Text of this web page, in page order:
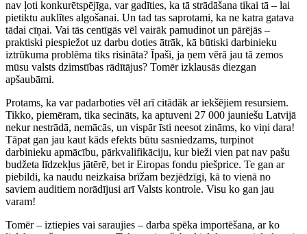
nav ļoti konkurētspējīga, var gadīties, ka tā strādāšana tikai tā – lai
pietiktu auklītes algošanai. Un tad tas saprotami, ka ne katra gatava
tādai cīņai. Vai tās centīgās vēl vairāk pamudinot un pārējās –
praktiski piespiežot uz darbu doties ātrāk, kā būtiski darbinieku
iztrūkuma problēma tiks risināta? Īpaši, ja ņem vērā jau tā zemos
mūsu valsts dzimstības rādītājus? Tomēr izklausās diezgan
apšaubāmi.
Protams, ka var padarboties vēl arī citādāk ar iekšējiem resursiem.
Tikko, piemēram, tika secināts, ka aptuveni 27 000 jauniešu Latvijā
nekur nestrādā, nemācās, un vispār īsti neesot zināms, ko viņi dara!
Tāpat gan jau kaut kāds efekts būtu sasniedzams, turpinot
darbinieku apmācību, pārkvalifikāciju, kur bieži vien pat nav pašu
budžeta līdzekļus jātērē, bet ir Eiropas fondu piešprice. Te gan ar
piebildi, ka naudu neizkaisa brīžam bezjēdzīgi, kā to vienā no
saviem auditiem norādījusi arī Valsts kontrole. Visu ko gan jau
varam!
Tomēr – iztiepies vai saraujies – darba spēka importēšana, ar ko